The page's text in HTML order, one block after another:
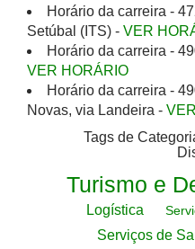
Horário da carreira -
Setúbal (ITS) - VER
Horário da carreira -
VER HORÁRIO
Horário da carreira -
Novas, via Landeira -
Tags de
Turismo e
Logística
Serviços de